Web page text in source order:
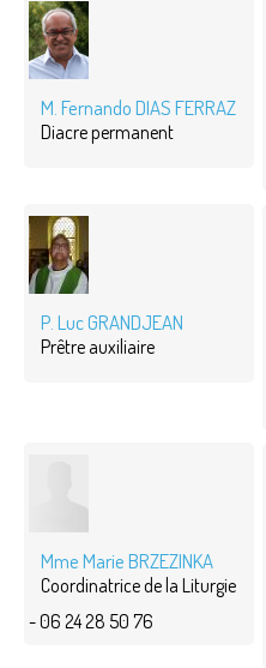
M. Fernando DIAS FERRAZ
Diacre permanent
P. Luc GRANDJEAN
Prêtre auxiliaire
Mme Marie BRZEZINKA
Coordinatrice de la Liturgie
- 06 24 28 50 76